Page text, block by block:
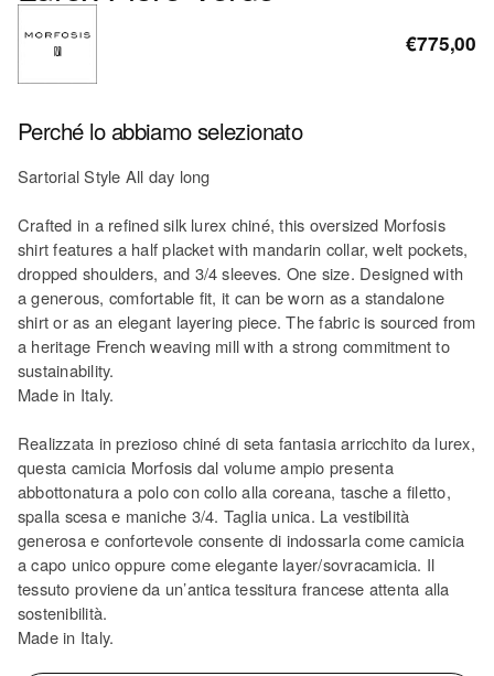
€775,00
Perché lo abbiamo selezionato
Sartorial Style All day long
Crafted in a refined silk lurex chiné, this oversized Morfosis
shirt features a half placket with mandarin collar, welt pockets,
dropped shoulders, and 3/4 sleeves. One size. Designed with
a generous, comfortable fit, it can be worn as a standalone
shirt or as an elegant layering piece. The fabric is sourced from
a heritage French weaving mill with a strong commitment to
sustainability.
Made in Italy.
Realizzata in prezioso chiné di seta fantasia arricchito da lurex,
questa camicia Morfosis dal volume ampio presenta
abbottonatura a polo con collo alla coreana, tasche a filetto,
spalla scesa e maniche 3/4. Taglia unica. La vestibilità
generosa e confortevole consente di indossarla come camicia
a capo unico oppure come elegante layer/sovracamicia. Il
tessuto proviene da un’antica tessitura francese attenta alla
sostenibilità.
Made in Italy.